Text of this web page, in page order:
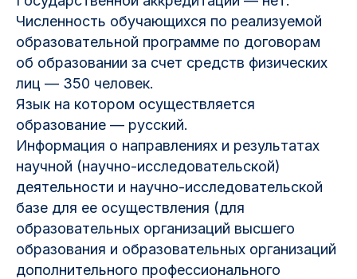
Численность обучающихся по реализуемой
образовательной программе по договорам
об образовании за счет средств физических
лиц — 350 человек.
Язык на котором осуществляется
образование — русский.
Информация о направлениях и результатах
научной (научно-исследовательской)
деятельности и научно-исследовательской
базе для ее осуществления (для
образовательных организаций высшего
образования и образовательных организаций
дополнительного профессионального